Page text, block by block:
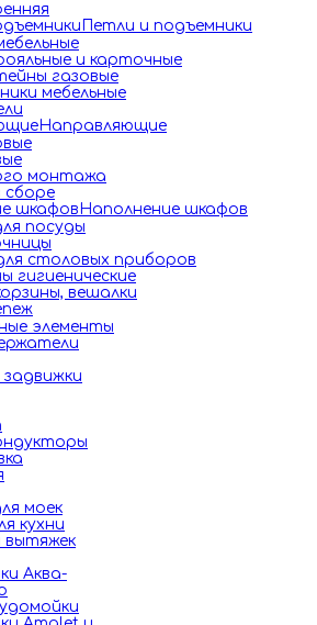
Петли и подъемники
и карточные
газовые
мебельные
Направляющие
монтажа
сборе
Наполнение шкафов
посуды
столовых приборов
гигиенические
вешалки
элементы
задвижки
моек
кухни
вытяжек
Аква-